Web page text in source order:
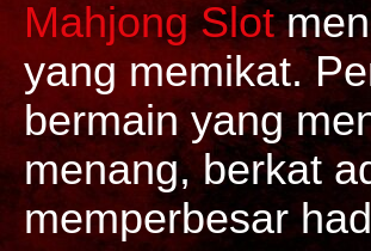
Mahjong Slot
yang memikat.
bermain yang
menang, berkat
memperbesar